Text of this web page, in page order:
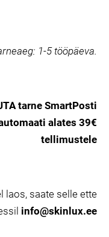
1-5 tööpäeva.
tarne SmartPosti
alates 39€
tellimustele
laos, saate selle ette
info@skinlux.ee